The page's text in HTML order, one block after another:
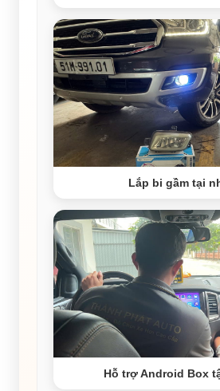
Lắp bi gầm tại
Hỗ trợ Android Box